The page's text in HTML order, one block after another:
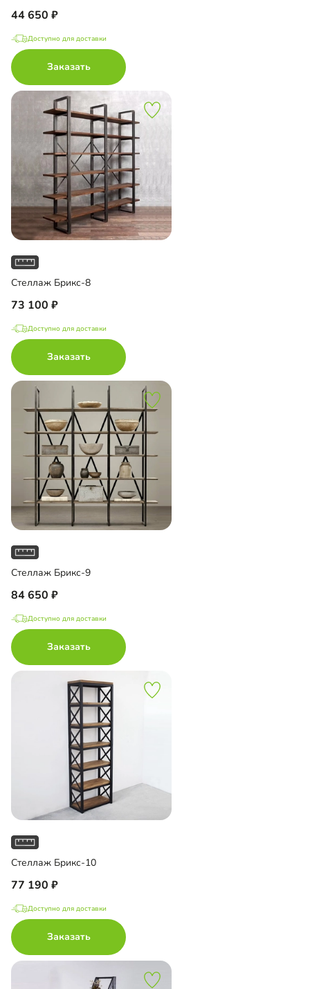
44 650
Доступно для доставки
Заказать
Стеллаж Брикс-8
73 100
Доступно для доставки
Заказать
Стеллаж Брикс-9
84 650
Доступно для доставки
Заказать
Стеллаж Брикс-10
77 190
Доступно для доставки
Заказать